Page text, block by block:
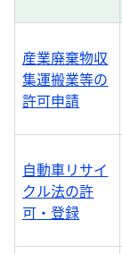
産業廃棄物収
集運搬業等の
許可申請
自動車リサイ
クル法の許
可・登録